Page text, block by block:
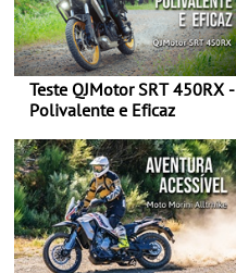
Teste QJMotor SRT 450RX -
Polivalente e Eficaz